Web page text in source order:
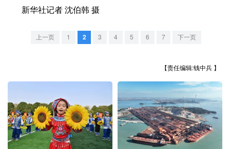
吉林
江西
湖北 湖南
广东 广西 海南 重庆
四川 贵州 云南 西藏
新华社记者 沈伯韩 摄
上一页 1 2 3 4 5 6 7 下一页
【责任编辑:钱中兵 】